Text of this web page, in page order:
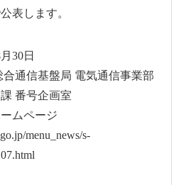
します。
30日
通信基盤局 電気通信事業部
番号企画室
ムページ
menu_news/s-